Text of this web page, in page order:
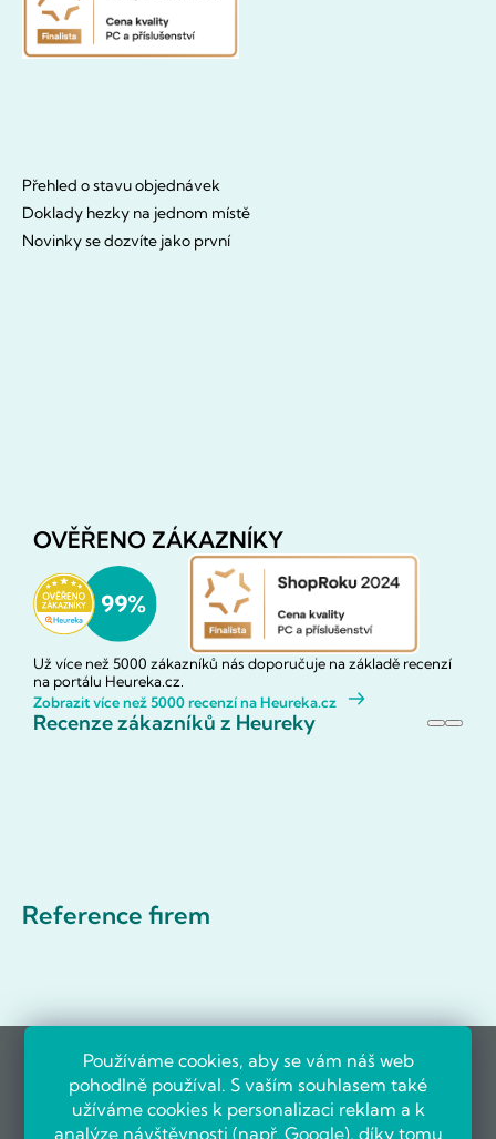
Používáme cookies, aby se vám náš web
pohodlně používal. S vaším souhlasem také
užíváme cookies k personalizaci reklam a k
analýze návštěvnosti (např. Google), díky tomu
Přehled o stavu objednávek
Doklady hezky na jednom místě
Novinky se dozvíte jako první
OVĚŘENO ZÁKAZNÍKY
Už více než 5000 zákazníků nás doporučuje na základě recenzí
na portálu Heureka.cz.
Zobrazit více než 5000 recenzí na Heureka.cz
Recenze zákazníků z Heureky
Reference firem